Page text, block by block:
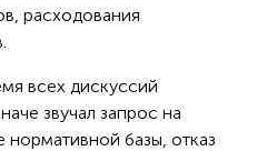
расходования
всех дискуссий
звучал запрос на
базы, отказ